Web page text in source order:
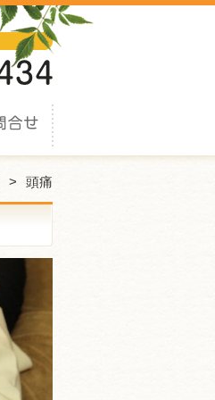
頭痛